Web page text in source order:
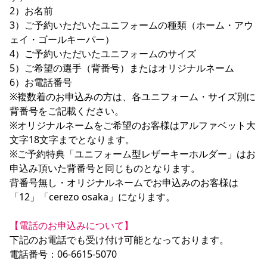
2）お名前
3）ご予約いただいたユニフォームの種類（ホーム・アウ
ェイ・ゴールキーパー）
4）ご予約いただいたユニフォームのサイズ
5）ご希望の選手（背番号）またはオリジナルネーム
6）お電話番号
※複数着のお申込みの方は、各ユニフォーム・サイズ別に
背番号をご記載ください。
※オリジナルネームをご希望のお客様はアルファベット大
文字18文字までとなります。
※ご予約特典「ユニフォーム型レザーキーホルダー」はお
申込み頂いた背番号と同じものとなります。
背番号無し・オリジナルネームでお申込みのお客様は
「12」「cerezo osaka」になります。
【電話のお申込みについて】
下記のお電話でも受け付け可能となっております。
電話番号：06-6615-5070